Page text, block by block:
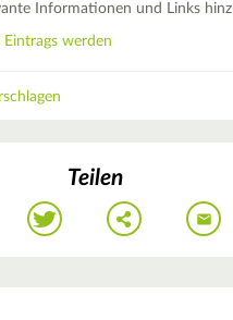
Informationen und Links
Eintrags werden
Teilen